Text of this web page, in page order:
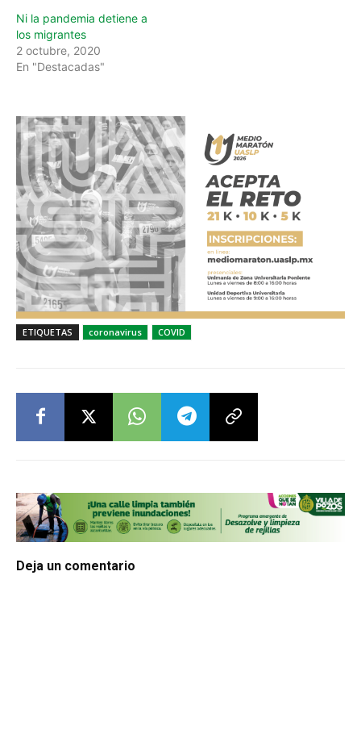
Ni la pandemia detiene a
los migrantes
2 octubre, 2020
En "Destacadas"
ETIQUETAS coronavirus COVID
Deja un comentario